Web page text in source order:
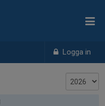
Logga in